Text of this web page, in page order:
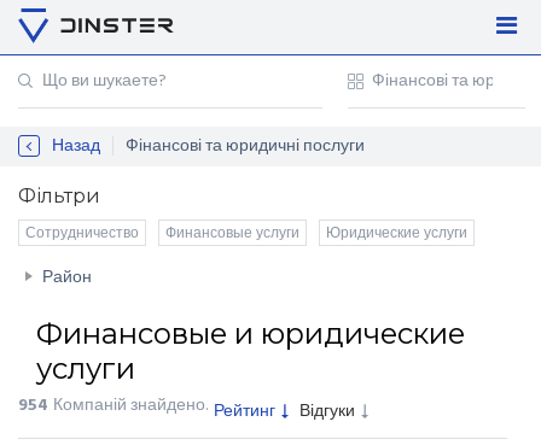
Регістрація
Контакти
Назад Фінансові та юридичні послуги
Фільтри
Сотрудничество Финансовые услуги Юридические услуги
Район
Финансовые и юридические
услуги
954 Компаній знайдено. Рейтинг Відгуки